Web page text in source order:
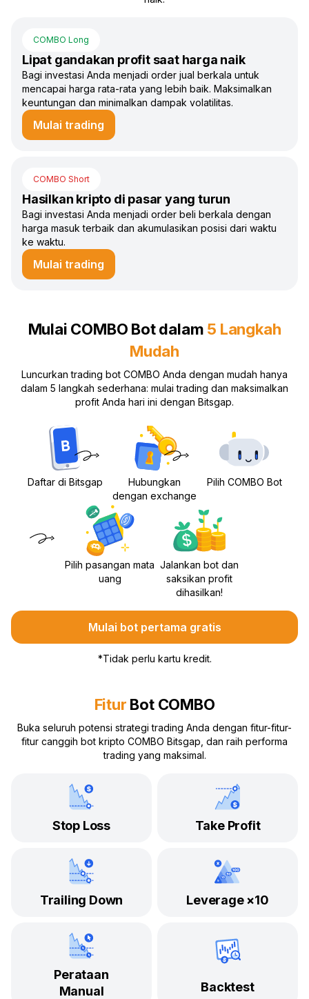
COMBO Long
Lipat gandakan profit saat harga naik
Bagi investasi Anda menjadi order jual berkala untuk
mencapai harga rata-rata yang lebih baik. Maksimalkan
keuntungan dan minimalkan dampak volatilitas.
Mulai trading
COMBO Short
Hasilkan kripto di pasar yang turun
Bagi investasi Anda menjadi order beli berkala dengan
harga masuk terbaik dan akumulasikan posisi dari waktu
ke waktu.
Mulai trading
Mulai COMBO Bot dalam 5 Langkah
Mudah
Luncurkan trading bot COMBO Anda dengan mudah hanya
dalam 5 langkah sederhana: mulai trading dan maksimalkan
profit Anda hari ini dengan Bitsgap.
Daftar di Bitsgap
Hubungkan
dengan exchange
Pilih COMBO Bot
Pilih pasangan mata
uang
Jalankan bot dan
saksikan profit
dihasilkan!
Mulai bot pertama gratis
*Tidak perlu kartu kredit.
Fitur Bot COMBO
Buka seluruh potensi strategi trading Anda dengan fitur-fitur-
fitur canggih bot kripto COMBO Bitsgap, dan raih performa
trading yang maksimal.
Stop Loss Take Profit
Trailing Down Leverage ×10
Perataan
Manual
Backtest